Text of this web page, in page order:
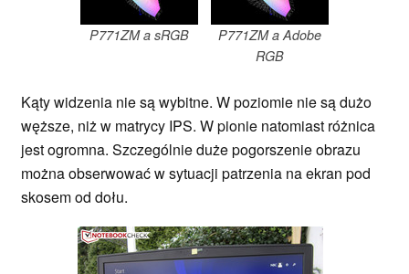
P771ZM a sRGB
P771ZM a Adobe
RGB
Kąty widzenia nie są wybitne. W poziomie nie są dużo
węższe, niż w matrycy IPS. W pionie natomiast różnica
jest ogromna. Szczególnie duże pogorszenie obrazu
można obserwować w sytuacji patrzenia na ekran pod
skosem od dołu.